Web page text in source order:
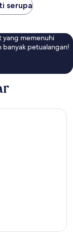
serupa
yang memenuhi
banyak petualangan!